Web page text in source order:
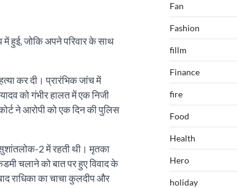
में हुई, जोकि अपने परिवार के साथ
कर दी। प्रारंभिक जांच में
को गंभीर हालत में एक निजी
ने आरोपी को एक दिन की पुलिस
2 में रहती थी। मृतका
चलाने को बात पर हुए विवाद के
राधिका का चाचा कुलदीप और
Fan
Fashion
fillm
Finance
fire
Food
Health
Hero
holiday